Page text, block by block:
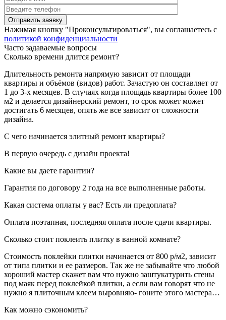
Нажимая кнопку "Проконсультироваться", вы соглашаетесь с
политикой конфиденциальности
Часто задаваемые вопросы
Сколько времени длится ремонт?
Длительность ремонта напрямую зависит от площади
квартиры и объёмов (видов) работ. Зачастую он составляет от
1 до 3-х месяцев. В случаях когда площадь квартиры более 100
м2 и делается дизайнерский ремонт, то срок может может
достигать 6 месяцев, опять же все зависит от сложности
дизайна.
С чего начинается элитный ремонт квартиры?
В первую очередь с дизайн проекта!
Какие вы даете гарантии?
Гарантия по договору 2 года на все выполненные работы.
Какая система оплаты у вас? Есть ли предоплата?
Оплата поэтапная, последняя оплата после сдачи квартиры.
Сколько стоит поклеить плитку в ванной комнате?
Стоимость поклейки плитки начинается от 800 р/м2, зависит
от типа плитки и ее размеров. Так же не забывайте что любой
хороший мастер скажет вам что нужно заштукатурить стены
под маяк перед поклейкой плитки, а если вам говорят что не
нужно я плиточным клеем выровняю- гоните этого мастера…
Как можно сэкономить?